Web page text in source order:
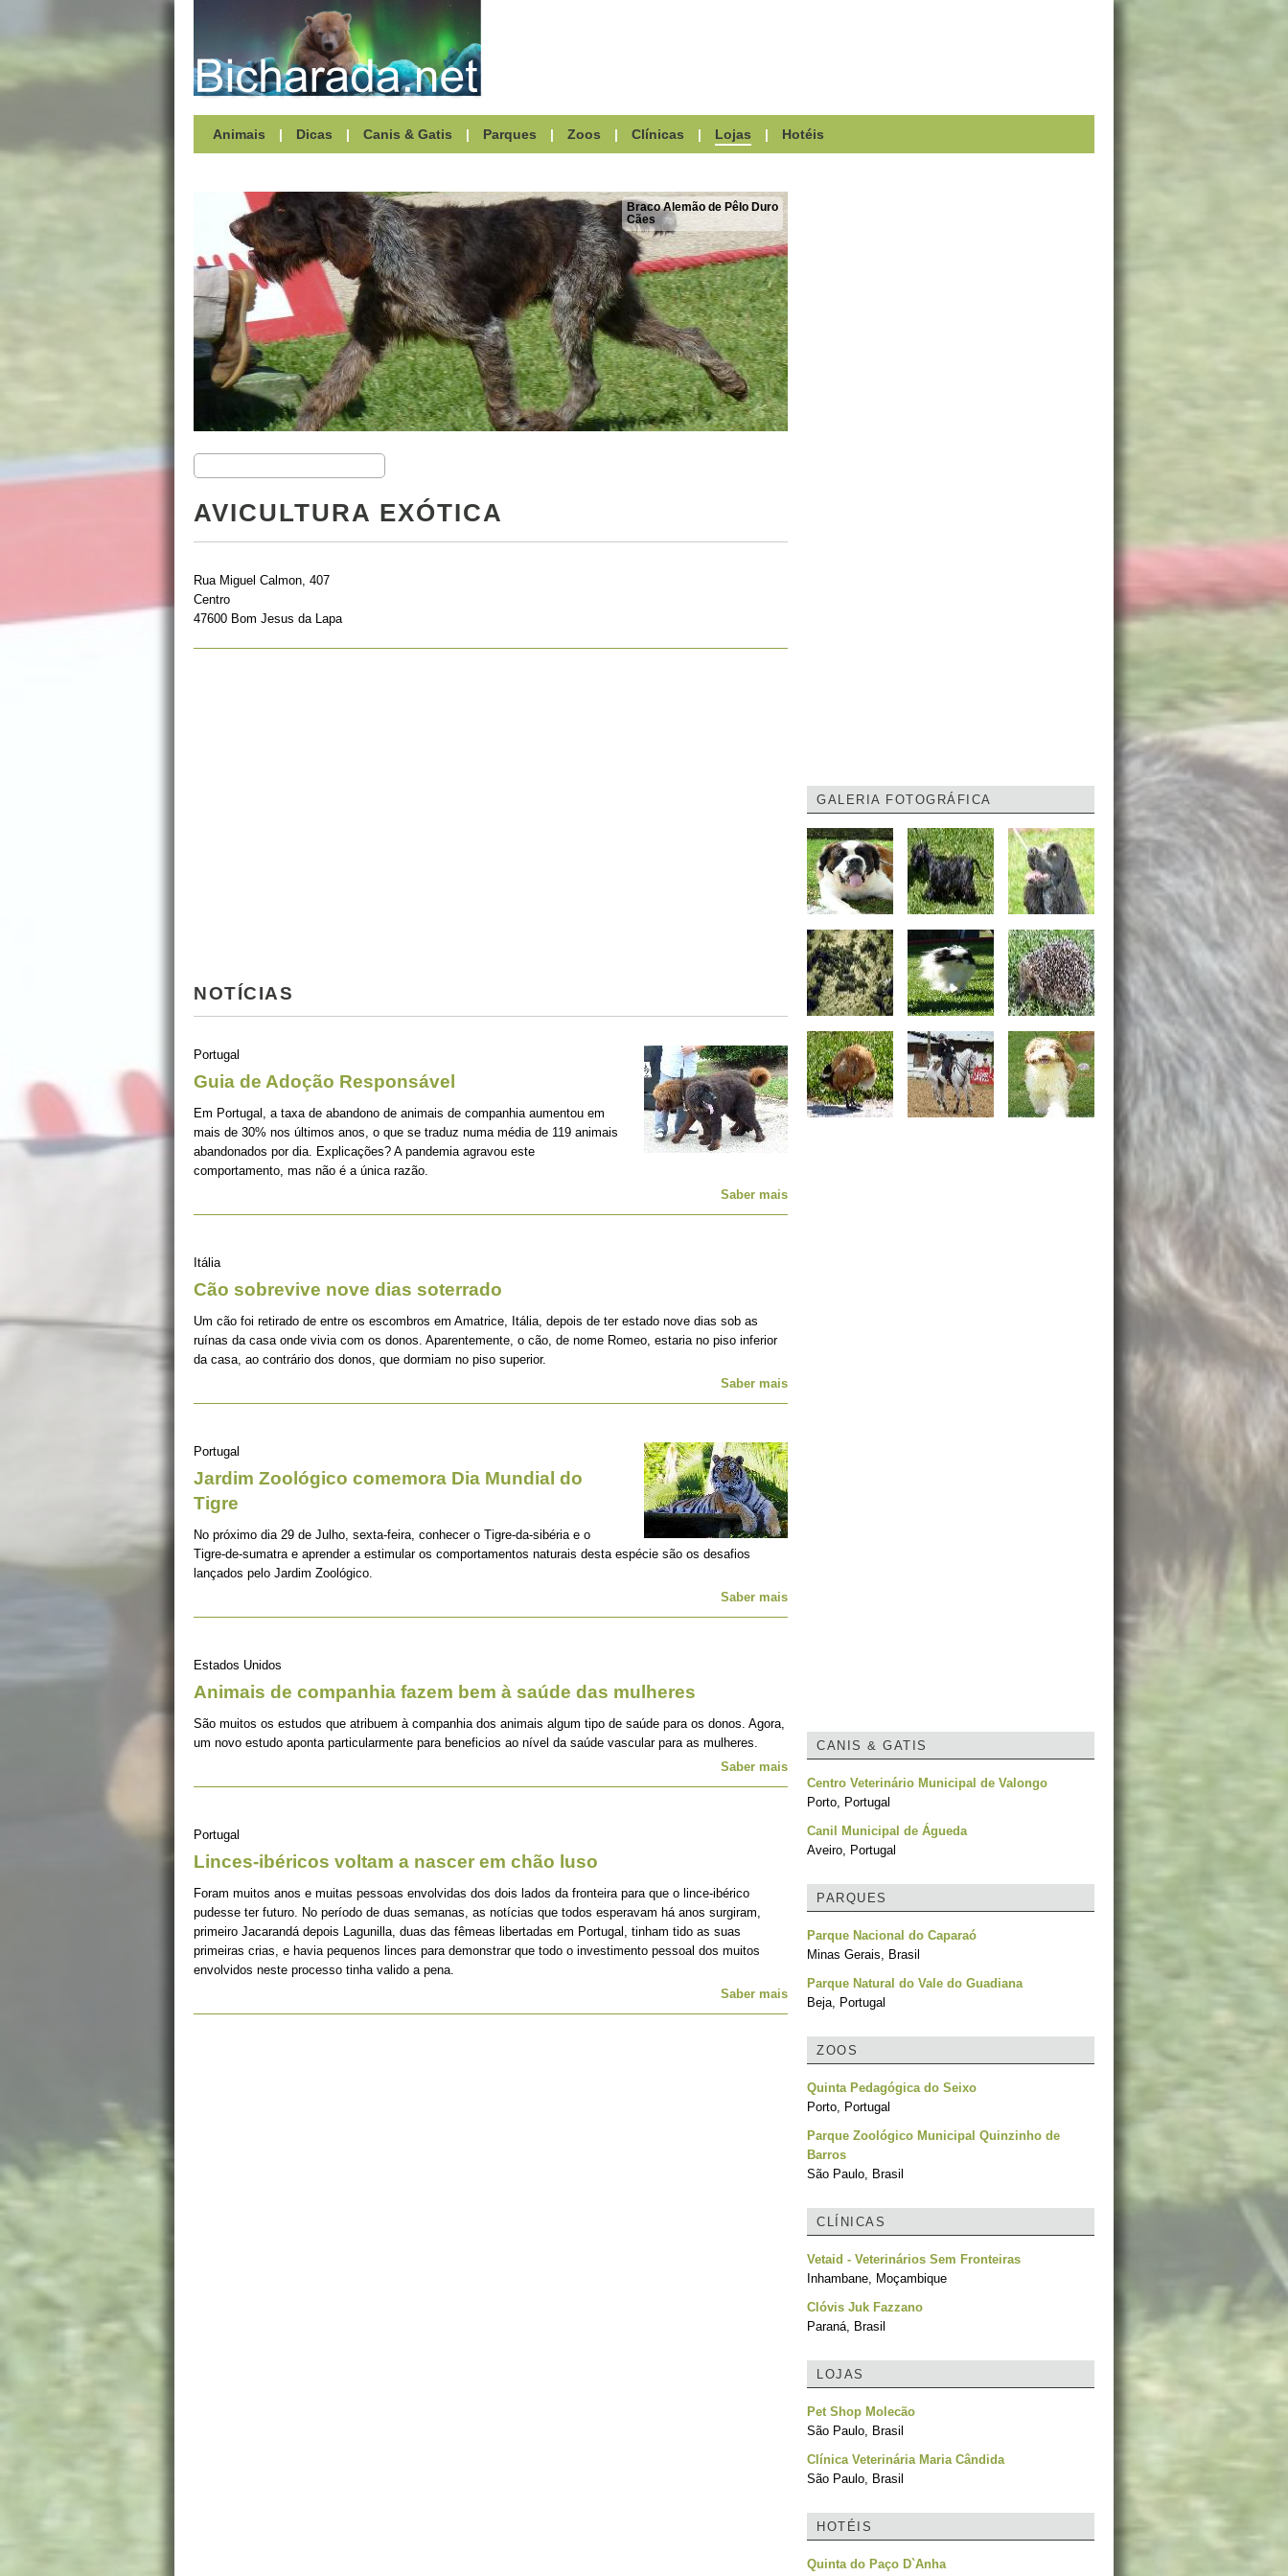
Animais | Dicas | Canis & Gatis | Parques | Zoos | Clínicas | Lojas | Hotéis
Braco Alemão de Pêlo Duro
Cães
AVICULTURA EXÓTICA
Rua Miguel Calmon, 407
Centro
47600 Bom Jesus da Lapa
NOTÍCIAS
Portugal
Guia de Adoção Responsável
Em Portugal, a taxa de abandono de animais de companhia aumentou em
mais de 30% nos últimos anos, o que se traduz numa média de 119 animais
abandonados por dia. Explicações? A pandemia agravou este
comportamento, mas não é a única razão.
Saber mais
Itália
Cão sobrevive nove dias soterrado
Um cão foi retirado de entre os escombros em Amatrice, Itália, depois de ter estado nove dias sob as
ruínas da casa onde vivia com os donos. Aparentemente, o cão, de nome Romeo, estaria no piso inferior
da casa, ao contrário dos donos, que dormiam no piso superior.
Saber mais
Portugal
Jardim Zoológico comemora Dia Mundial do
Tigre
No próximo dia 29 de Julho, sexta-feira, conhecer o Tigre-da-sibéria e o
Tigre-de-sumatra e aprender a estimular os comportamentos naturais desta espécie são os desafios
lançados pelo Jardim Zoológico.
Saber mais
Estados Unidos
Animais de companhia fazem bem à saúde das mulheres
São muitos os estudos que atribuem à companhia dos animais algum tipo de saúde para os donos. Agora,
um novo estudo aponta particularmente para beneficios ao nível da saúde vascular para as mulheres.
Saber mais
Portugal
Linces-ibéricos voltam a nascer em chão luso
Foram muitos anos e muitas pessoas envolvidas dos dois lados da fronteira para que o lince-ibérico
pudesse ter futuro. No período de duas semanas, as notícias que todos esperavam há anos surgiram,
primeiro Jacarandá depois Lagunilla, duas das fêmeas libertadas em Portugal, tinham tido as suas
primeiras crias, e havia pequenos linces para demonstrar que todo o investimento pessoal dos muitos
envolvidos neste processo tinha valido a pena.
Saber mais
GALERIA FOTOGRÁFICA
CANIS & GATIS
Centro Veterinário Municipal de Valongo
Porto, Portugal
Canil Municipal de Águeda
Aveiro, Portugal
PARQUES
Parque Nacional do Caparaó
Minas Gerais, Brasil
Parque Natural do Vale do Guadiana
Beja, Portugal
ZOOS
Quinta Pedagógica do Seixo
Porto, Portugal
Parque Zoológico Municipal Quinzinho de
Barros
São Paulo, Brasil
CLÍNICAS
Vetaid - Veterinários Sem Fronteiras
Inhambane, Moçambique
Clóvis Juk Fazzano
Paraná, Brasil
LOJAS
Pet Shop Molecão
São Paulo, Brasil
Clínica Veterinária Maria Cândida
São Paulo, Brasil
HOTÉIS
Quinta do Paço D`Anha